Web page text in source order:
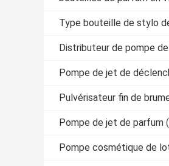
Type bouteille de stylo
Distributeur de pompe
Pompe de jet de
Pulvérisateur fin de
Pompe de jet de parfum
Pompe cosmétique de